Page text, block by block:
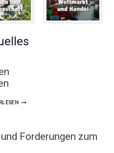
OECD:
Forderungen zum